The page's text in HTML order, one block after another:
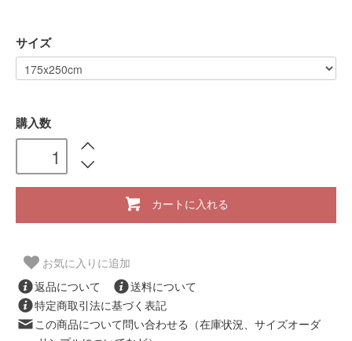
サイズ
購入数
カートに入れる
お気に入りに追加
返品について
送料について
特定商取引法に基づく表記
この商品について問い合わせる（在庫状況、サイズオーダ